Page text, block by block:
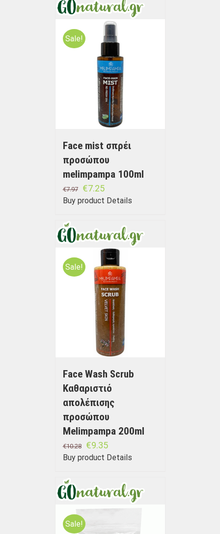
Sale!
Face mist σπρέι
προσώπου
melimpampa 100ml
€7.97 €7.25
Buy product Details
Sale!
Face Wash Scrub
Καθαριστιό
απολέπισης
προσώπου
Melimpampa 200ml
€10.28 €9.35
Buy product Details
Sale!